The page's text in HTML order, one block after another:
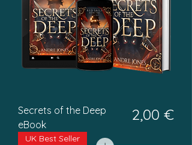
Secrets of the Deep
eBook
Preis
2,00 €
UK Best Seller